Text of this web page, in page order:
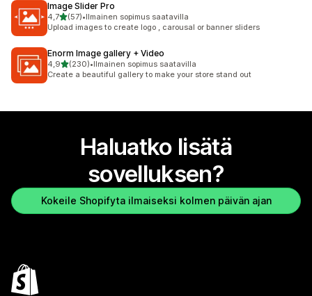
Image Slider Pro
4,7/ 5 tähteä
(57)
57 arvostelua yhteensä
•Ilmainen sopimus saatavilla
Upload images to create logo , carousal or banner sliders
Enorm Image gallery + Video
4,9/ 5 tähteä
(230)
230 arvostelua yhteensä
•Ilmainen sopimus saatavilla
Create a beautiful gallery to make your store stand out
Haluatko lisätä
sovelluksen?
Kokeile Shopifyta ilmaiseksi kolmen päivän ajan